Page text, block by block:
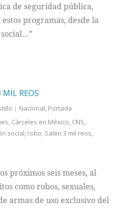
de seguridad pública,
programas, desde la
REOS
Nacional, Portada
, Cárceles en México, CNS,
social, robo, Salen 3 mil reos,
próximos seis meses, al
como robos, sexuales,
armas de uso exclusivo del